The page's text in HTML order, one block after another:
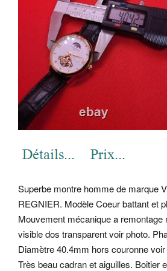
Superbe montre homme de marque
REGNIER. Modèle Coeur battant et
Mouvement mécanique a remontage
visible dos transparent voir photo.
Diamètre 40.4mm hors couronne
Très beau cadran et aiguilles. Boitier